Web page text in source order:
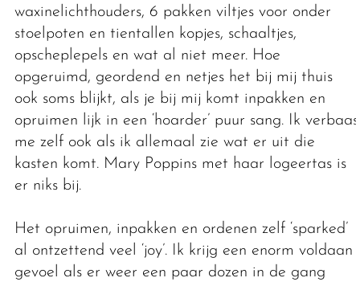
waxinelichthouders, 6 pakken viltjes voor onder
stoelpoten en tientallen kopjes, schaaltjes,
opscheplepels en wat al niet meer. Hoe
opgeruimd, geordend en netjes het bij mij thuis
ook soms blijkt, als je bij mij komt inpakken en
opruimen lijk in een ‘hoarder’ puur sang. Ik verbaas
me zelf ook als ik allemaal zie wat er uit die
kasten komt. Mary Poppins met haar logeertas is
er niks bij.
Het opruimen, inpakken en ordenen zelf ‘sparked’
al ontzettend veel ‘joy’. Ik krijg een enorm voldaan
gevoel als er weer een paar dozen in de gang